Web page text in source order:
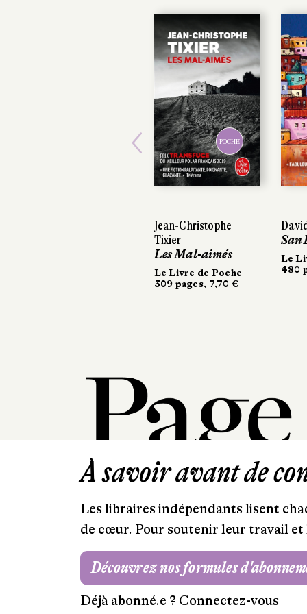
POCHE
Jean-Christophe
Tixier
Les Mal-aimés
Le Livre de Poche
309 pages, 7,70 €
San
Le
480
San
Le
480
Previous
À savoir avant de
Les libraires indépendants lisent
de cœur. Pour soutenir leur travail
Découvrez nos formules
Déjà abonné.e ? Connectez-vous